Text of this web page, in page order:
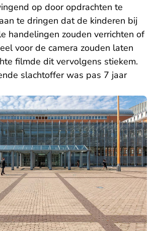
op door opdrachten te
te dringen dat de kinderen bij
handelingen zouden verrichten of
voor de camera zouden laten
filmde dit vervolgens stiekem.
slachtoffer was pas 7 jaar